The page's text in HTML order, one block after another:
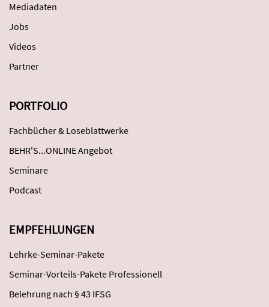
Mediadaten
Jobs
Videos
Partner
PORTFOLIO
Fachbücher & Loseblattwerke
BEHR'S...ONLINE Angebot
Seminare
Podcast
EMPFEHLUNGEN
Lehrke-Seminar-Pakete
Seminar-Vorteils-Pakete Professionell
Belehrung nach § 43 IFSG